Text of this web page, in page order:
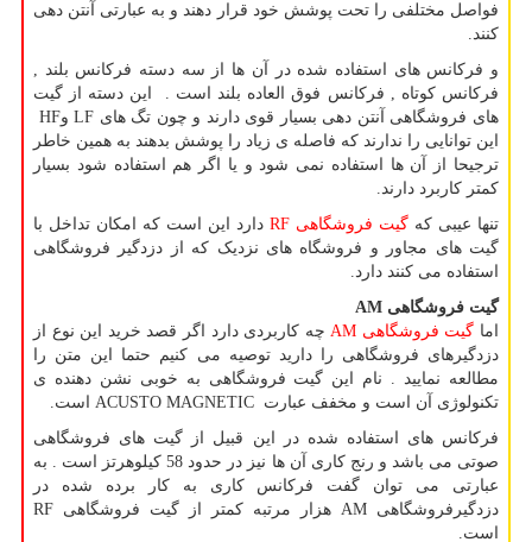
فواصل مختلفی را تحت پوشش خود قرار دهند و به عبارتی آنتن دهی
کنند.
و فرکانس های استفاده شده در آن ها از سه دسته فرکانس بلند ,
فرکانس کوتاه , فرکانس فوق العاده بلند است . این دسته از گیت
های فروشگاهی آنتن دهی بسیار قوی دارند و چون تگ های LFوHF
این توانایی را ندارند که فاصله ی زیاد را پوشش بدهند به همین خاطر
ترجیحا از آن ها استفاده نمی شود و یا اگر هم استفاده شود بسیار
کمتر کاربرد دارند.
تنها عیبی که گیت فروشگاهی RF دارد این است که امکان تداخل با
گیت های مجاور و فروشگاه های نزدیک که از دزدگیر فروشگاهی
استفاده می کنند دارد.
گیت فروشگاهی AM
اما گیت فروشگاهی AMچه کاربردی دارد اگر قصد خرید این نوع از
دزدگیرهای فروشگاهی را دارید توصیه می کنیم حتما این متن را
مطالعه نمایید . نام این گیت فروشگاهی به خوبی نشن دهنده ی
تکنولوژی آن است و مخفف عبارت ACUSTO MAGNETIC است.
فرکانس های استفاده شده در این قبیل از گیت های فروشگاهی
صوتی می باشد و رنج کاری آن ها نیز در حدود 58 کیلوهرتز است . به
عبارتی می توان گفت فرکانس کاری به کار برده شده در
دزدگیرفروشگاهی AM هزار مرتبه کمتر از گیت فروشگاهی RF
است.